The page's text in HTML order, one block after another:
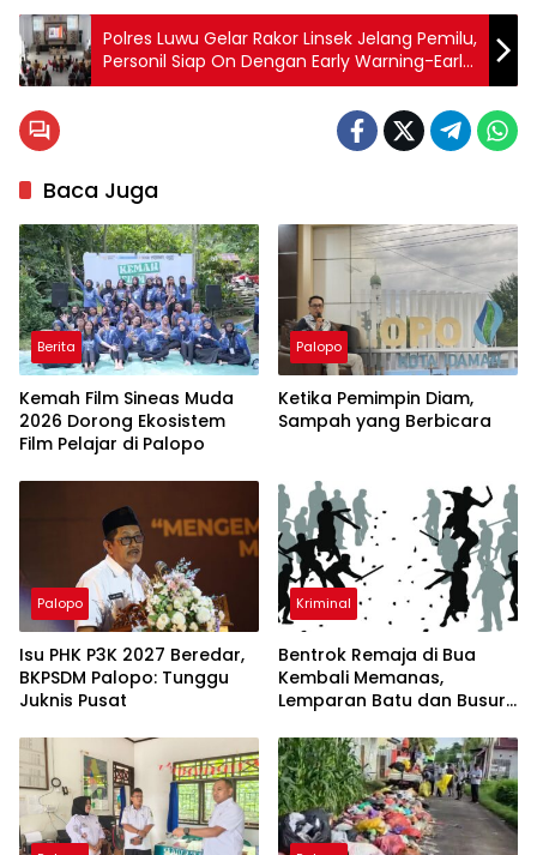
Polres Luwu Gelar Rakor Linsek Jelang Pemilu,
Personil Siap On Dengan Early Warning-Early
Detection System
Baca Juga
Berita
Kemah Film Sineas Muda
2026 Dorong Ekosistem
Film Pelajar di Palopo
Palopo
Ketika Pemimpin Diam,
Sampah yang Berbicara
Palopo
Isu PHK P3K 2027 Beredar,
BKPSDM Palopo: Tunggu
Juknis Pusat
Kriminal
Bentrok Remaja di Bua
Kembali Memanas,
Lemparan Batu dan Busur